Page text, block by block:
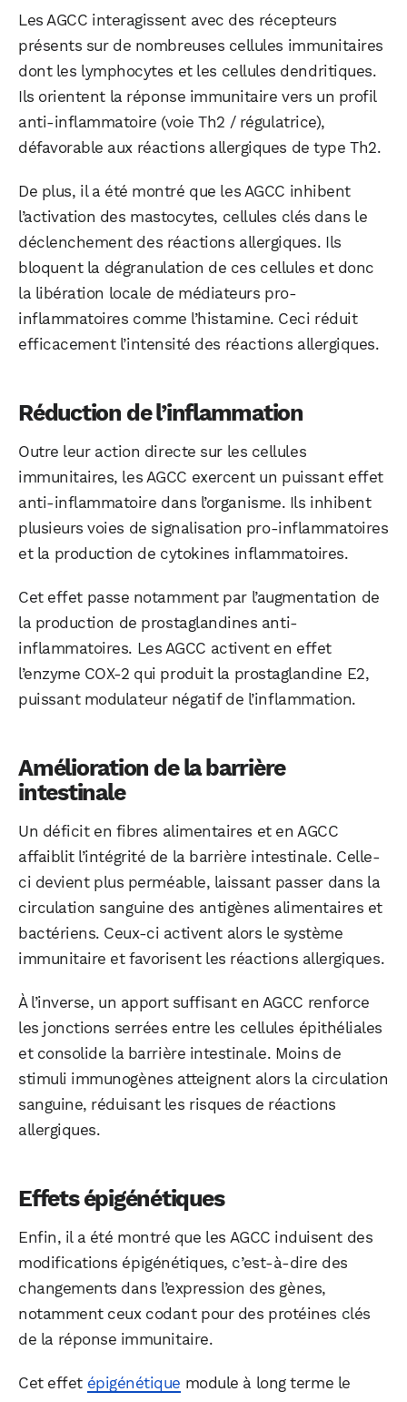
Les AGCC interagissent avec des récepteurs
présents sur de nombreuses cellules immunitaires
dont les lymphocytes et les cellules dendritiques.
Ils orientent la réponse immunitaire vers un profil
anti-inflammatoire (voie Th2 / régulatrice),
défavorable aux réactions allergiques de type Th2.
De plus, il a été montré que les AGCC inhibent
l’activation des mastocytes, cellules clés dans le
déclenchement des réactions allergiques. Ils
bloquent la dégranulation de ces cellules et donc
la libération locale de médiateurs pro-
inflammatoires comme l’histamine. Ceci réduit
efficacement l’intensité des réactions allergiques.
Réduction de l’inflammation
Outre leur action directe sur les cellules
immunitaires, les AGCC exercent un puissant effet
anti-inflammatoire dans l’organisme. Ils inhibent
plusieurs voies de signalisation pro-inflammatoires
et la production de cytokines inflammatoires.
Cet effet passe notamment par l’augmentation de
la production de prostaglandines anti-
inflammatoires. Les AGCC activent en effet
l’enzyme COX-2 qui produit la prostaglandine E2,
puissant modulateur négatif de l’inflammation.
Amélioration de la barrière
intestinale
Un déficit en fibres alimentaires et en AGCC
affaiblit l’intégrité de la barrière intestinale. Celle-
ci devient plus perméable, laissant passer dans la
circulation sanguine des antigènes alimentaires et
bactériens. Ceux-ci activent alors le système
immunitaire et favorisent les réactions allergiques.
À l’inverse, un apport suffisant en AGCC renforce
les jonctions serrées entre les cellules épithéliales
et consolide la barrière intestinale. Moins de
stimuli immunogènes atteignent alors la circulation
sanguine, réduisant les risques de réactions
allergiques.
Effets épigénétiques
Enfin, il a été montré que les AGCC induisent des
modifications épigénétiques, c’est-à-dire des
changements dans l’expression des gènes,
notamment ceux codant pour des protéines clés
de la réponse immunitaire.
Cet effet épigénétique module à long terme le
Facebook LinkedIn